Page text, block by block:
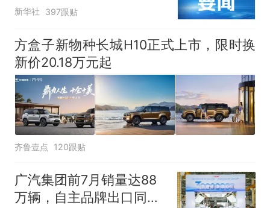
新华社 397跟贴
方盒子新物种长城H10正式上市，限时换
新价20.18万元起
齐鲁壹点 120跟贴
广汽集团前7月销量达88
万辆，自主品牌出口同比